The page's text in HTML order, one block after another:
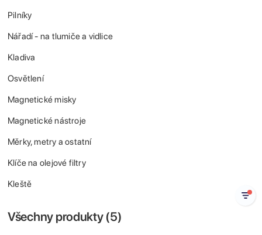
Pilníky
Nářadí - na tlumiče a vidlice
Kladiva
Osvětlení
Magnetické misky
Magnetické nástroje
Měrky, metry a ostatní
Klíče na olejové filtry
Kleště
Všechny produkty (5)